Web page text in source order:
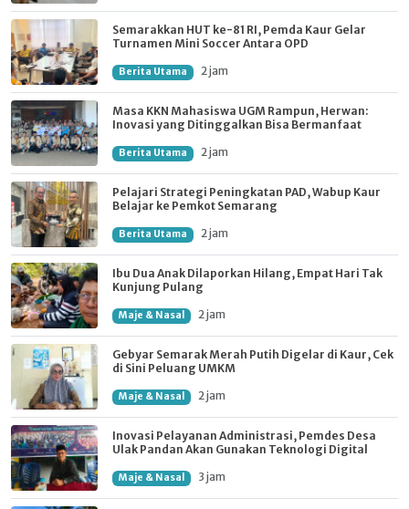
Semarakkan HUT ke-81 RI, Pemda Kaur Gelar
Turnamen Mini Soccer Antara OPD
Berita Utama 2 jam
Masa KKN Mahasiswa UGM Rampun, Herwan:
Inovasi yang Ditinggalkan Bisa Bermanfaat
Berita Utama 2 jam
Pelajari Strategi Peningkatan PAD, Wabup Kaur
Belajar ke Pemkot Semarang
Berita Utama 2 jam
Ibu Dua Anak Dilaporkan Hilang, Empat Hari Tak
Kunjung Pulang
Maje & Nasal 2 jam
Gebyar Semarak Merah Putih Digelar di Kaur, Cek
di Sini Peluang UMKM
Maje & Nasal 2 jam
Inovasi Pelayanan Administrasi, Pemdes Desa
Ulak Pandan Akan Gunakan Teknologi Digital
Maje & Nasal 3 jam